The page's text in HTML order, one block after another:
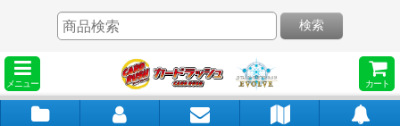
メニュー カート
検索